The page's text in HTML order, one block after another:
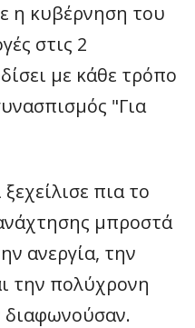
η κυβέρνηση του
στις 2
με κάθε τρόπο
"Για
πια το
μπροστά
ανεργία, την
την πολύχρονη